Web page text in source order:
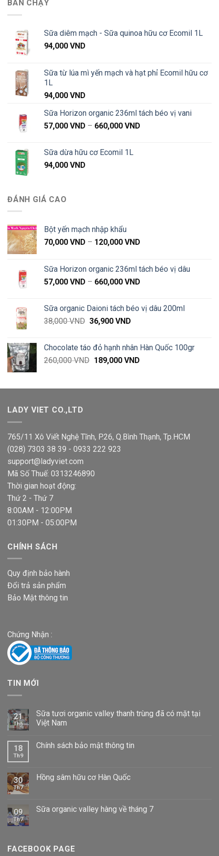
1,020,000 VND
BÁN CHẠY
Sữa diêm mạch - Sữa quinoa hữu cơ Ecomil 1L
94,000 VND
Sữa từ lúa mì yến mạch và hạt phỉ Ecomil hữu cơ
1L
94,000 VND
Sữa Horizon organic 236ml tách béo vị vani
57,000 VND – 660,000 VND
Sữa dừa hữu cơ Ecomil 1L
94,000 VND
ĐÁNH GIÁ CAO
Bột yến mạch nhập khẩu
70,000 VND – 120,000 VND
70,000 VND
Sữa Horizon organic 236ml tách béo vị dâu
57,000 VND – 660,000 VND
57,000 VND
Sữa organic Daioni tách béo vị dâu 200ml
38,000VND Giá
38,000 VND.
36,900 VNDGiá
là:
36,900 VND.
Chocolate táo đỏ hạnh nhân Hàn Quốc 100gr
260,000VND Giá
260,000 VND.
189,000 VNDGiá
là:
LADY VIET CO.,LTD
765/11 Xô Viết Nghệ Tĩnh, P.26, Q.Bình Thạnh, Tp.HCM
(028) 7303 38 39 - 0933 222 923
support@ladyviet.com
Mã Số Thuế: 0313246890
Thời gian hoạt động:
Thứ 2 - Thứ 7
8:00AM - 12:00PM
01:30PM - 05:00PM
CHÍNH SÁCH
Quy định bảo hành
Đổi trả sản phẩm
Bảo Mật thông tin
Chứng Nhận :
TIN MỚI
21
Th6
Sữa tươi organic valley thanh trùng đã có mặt tại
Việt Nam
18
Th9
Chính sách bảo mật thông tin
30
Th7
Hồng sâm hữu cơ Hàn Quốc
09
Th7
Sữa organic valley hàng về tháng 7
FACEBOOK PAGE